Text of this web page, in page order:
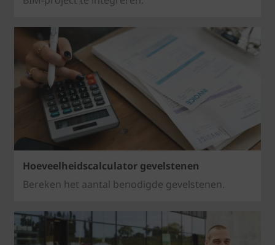
Hoeveelheidscalculator gevelstenen
Bereken het aantal benodigde gevelstenen.